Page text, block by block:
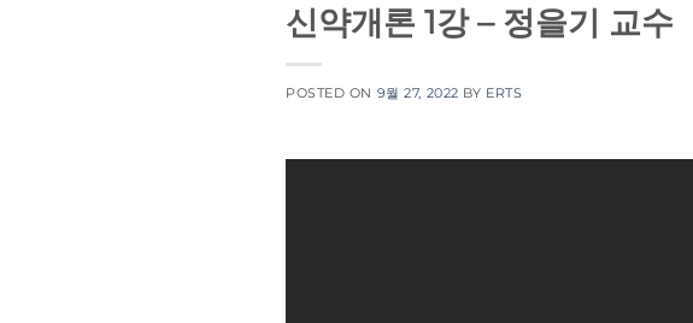
신약개론 1강 – 정을기 교수
POSTED ON 9월 27, 2022 BY ERTS